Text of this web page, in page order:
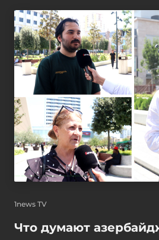
1news TV
Что думают